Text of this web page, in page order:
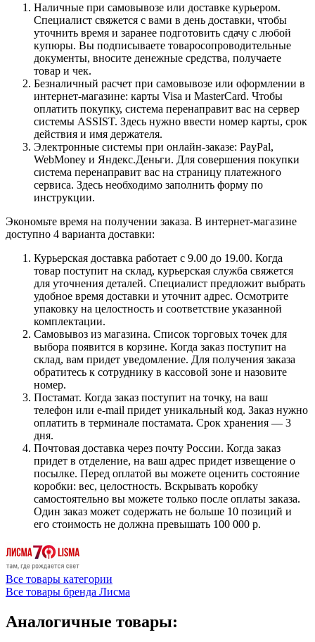
Наличные при самовывозе или доставке курьером.
Специалист свяжется с вами в день доставки, чтобы
уточнить время и заранее подготовить сдачу с любой
купюры. Вы подписываете товаросопроводительные
документы, вносите денежные средства, получаете
товар и чек.
Безналичный расчет при самовывозе или оформлении в
интернет-магазине: карты Visa и MasterCard. Чтобы
оплатить покупку, система перенаправит вас на сервер
системы ASSIST. Здесь нужно ввести номер карты, срок
действия и имя держателя.
Электронные системы при онлайн-заказе: PayPal,
WebMoney и Яндекс.Деньги. Для совершения покупки
система перенаправит вас на страницу платежного
сервиса. Здесь необходимо заполнить форму по
инструкции.
Экономьте время на получении заказа. В интернет-магазине
доступно 4 варианта доставки:
Курьерская доставка работает с 9.00 до 19.00. Когда
товар поступит на склад, курьерская служба свяжется
для уточнения деталей. Специалист предложит выбрать
удобное время доставки и уточнит адрес. Осмотрите
упаковку на целостность и соответствие указанной
комплектации.
Самовывоз из магазина. Список торговых точек для
выбора появится в корзине. Когда заказ поступит на
склад, вам придет уведомление. Для получения заказа
обратитесь к сотруднику в кассовой зоне и назовите
номер.
Постамат. Когда заказ поступит на точку, на ваш
телефон или e-mail придет уникальный код. Заказ нужно
оплатить в терминале постамата. Срок хранения — 3
дня.
Почтовая доставка через почту России. Когда заказ
придет в отделение, на ваш адрес придет извещение о
посылке. Перед оплатой вы можете оценить состояние
коробки: вес, целостность. Вскрывать коробку
самостоятельно вы можете только после оплаты заказа.
Один заказ может содержать не больше 10 позиций и
его стоимость не должна превышать 100 000 р.
Все товары категории
Все товары бренда Лисма
Аналогичные товары: